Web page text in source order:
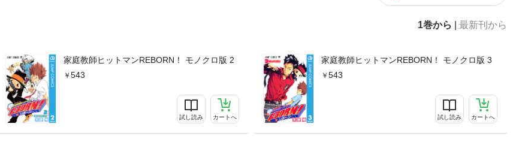
1巻から 最新刊から
家庭教師ヒットマンREBORN！ モノクロ版 2
543
試し読み カートへ
家庭教師ヒットマンREBORN！ モノクロ版 3
543
試し読み カートへ